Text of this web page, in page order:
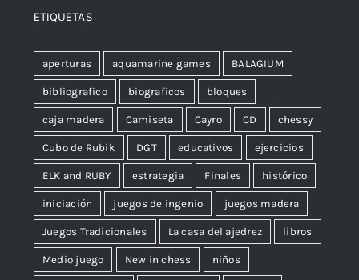
ETIQUETAS
aperturas aquamarine games BALAGIUM
bibliografico biograficos bloques
caja madera Camiseta Cayro CD chessy
Cubo de Rubik DGT educativos ejercicios
ELK and RUBY estrategia Finales histórico
iniciación juegos de ingenio juegos madera
Juegos Tradicionales La casa del ajedrez libros
Medio juego New in chess niños